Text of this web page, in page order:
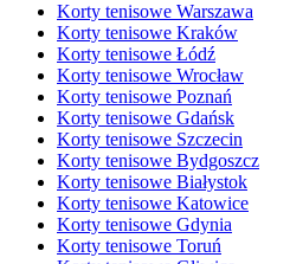
Korty tenisowe Warszawa
Korty tenisowe Kraków
Korty tenisowe Łódź
Korty tenisowe Wrocław
Korty tenisowe Poznań
Korty tenisowe Gdańsk
Korty tenisowe Szczecin
Korty tenisowe Bydgoszcz
Korty tenisowe Białystok
Korty tenisowe Katowice
Korty tenisowe Gdynia
Korty tenisowe Toruń